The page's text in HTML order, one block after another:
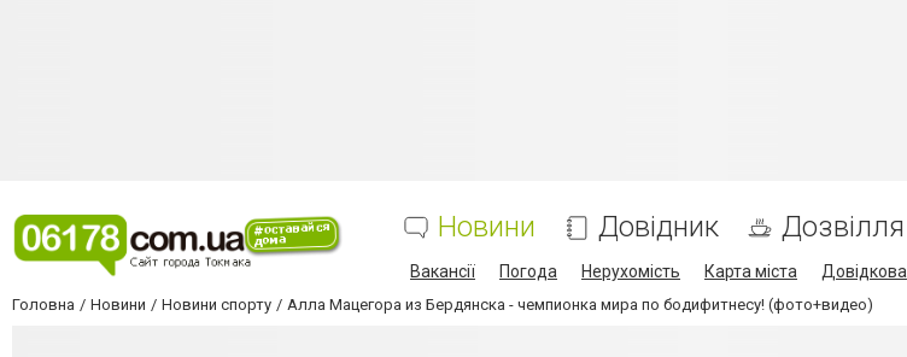
Новини Довідник Дозвілля
Вакансії Погода Нерухомість Карта міста Довідкова
Головна Новини Новини спорту Алла Мацегора из Бердянска - чемпионка мира по бодифитнесу! (фото+видео)